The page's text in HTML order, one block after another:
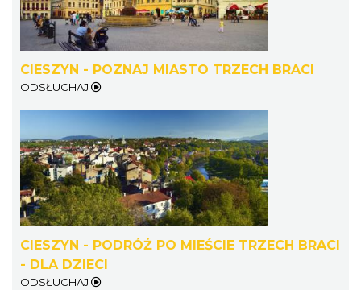
Koncert KARUZELA GNA
Cieszyn
Mozaika Folkloru II – Spotkanie trzech
kultur
CIESZYN - POZNAJ MIASTO TRZECH BRACI
ODSŁUCHAJ
CIESZYN - PODRÓŻ PO MIEŚCIE TRZECH BRACI
- DLA DZIECI
ODSŁUCHAJ